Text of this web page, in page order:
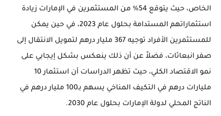
الخاص، حيث يتوقع 54% من المستثمرين في الإمارات زيادة
استثماراتهم المستدامة بحلول عام 2023، في حين يمكن
للمستثمرين الأفراد توجيه 367 مليار درهم لتمويل الانتقال إلى
صفر انبعاثات، فضلاً عن أن ذلك ينعكس بشكل إيجابي على
نمو الاقتصاد الكلي، حيث تظهر الدراسات أن استثمار 10
مليارات درهم في التكيف المناخي يسهم بـ100 مليار درهم في
الناتج المحلي لدولة الإمارات بحلول عام 2030.